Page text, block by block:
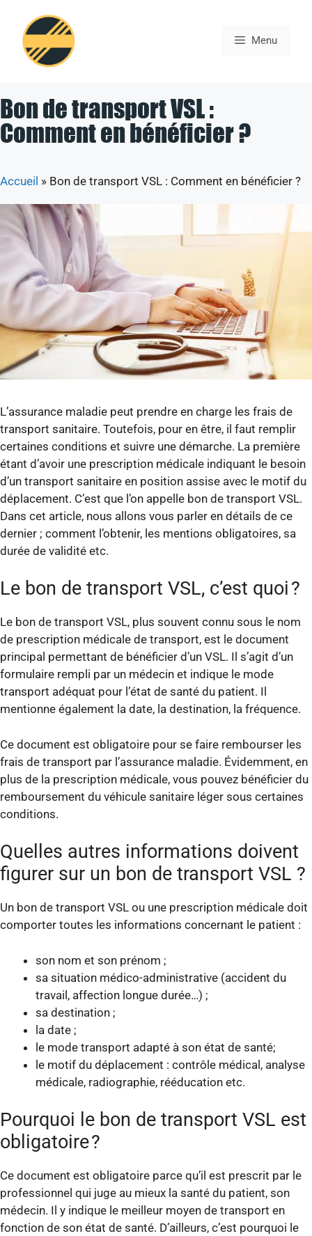
contenu
Menu
Bon de transport VSL :
Comment en bénéficier ?
Accueil » Bon de transport VSL : Comment en bénéficier ?
L’assurance maladie peut prendre en charge les frais de
transport sanitaire. Toutefois, pour en être, il faut remplir
certaines conditions et suivre une démarche. La première
étant d’avoir une prescription médicale indiquant le besoin
d’un transport sanitaire en position assise avec le motif du
déplacement. C’est que l’on appelle bon de transport VSL.
Dans cet article, nous allons vous parler en détails de ce
dernier ; comment l’obtenir, les mentions obligatoires, sa
durée de validité etc.
Le bon de transport VSL, c’est quoi ?
Le bon de transport VSL, plus souvent connu sous le nom
de prescription médicale de transport, est le document
principal permettant de bénéficier d’un VSL. Il s’agit d’un
formulaire rempli par un médecin et indique le mode
transport adéquat pour l’état de santé du patient. Il
mentionne également la date, la destination, la fréquence.
Ce document est obligatoire pour se faire rembourser les
frais de transport par l’assurance maladie. Évidemment, en
plus de la prescription médicale, vous pouvez bénéficier du
remboursement du véhicule sanitaire léger sous certaines
conditions.
Quelles autres informations doivent
figurer sur un bon de transport VSL ?
Un bon de transport VSL ou une prescription médicale doit
comporter toutes les informations concernant le patient :
son nom et son prénom ;
sa situation médico-administrative (accident du
travail, affection longue durée…) ;
sa destination ;
la date ;
le mode transport adapté à son état de santé;
le motif du déplacement : contrôle médical, analyse
médicale, radiographie, rééducation etc.
Pourquoi le bon de transport VSL est
obligatoire ?
Ce document est obligatoire parce qu’il est prescrit par le
professionnel qui juge au mieux la santé du patient, son
médecin. Il y indique le meilleur moyen de transport en
fonction de son état de santé. D’ailleurs, c’est pourquoi le